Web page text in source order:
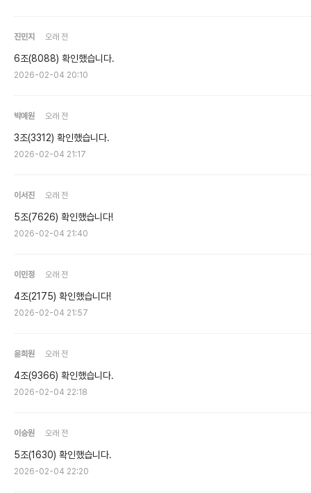
진민지 오래 전
6조(8088) 확인했습니다.
2026-02-04 20:10
박예원 오래 전
3조(3312) 확인했습니다.
2026-02-04 21:17
이서진 오래 전
5조(7626) 확인했습니다!
2026-02-04 21:40
이민정 오래 전
4조(2175) 확인했습니다!
2026-02-04 21:57
윤희원 오래 전
4조(9366) 확인했습니다.
2026-02-04 22:18
이승원 오래 전
5조(1630) 확인했습니다.
2026-02-04 22:20